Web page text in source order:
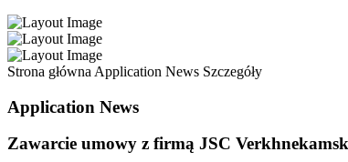
Strona główna Application News Szczegóły
Application News
Zawarcie umowy z firmą JSC